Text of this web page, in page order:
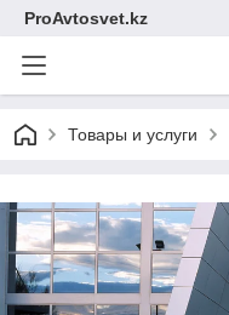
ProAvtosvet.kz
Товары и услуги